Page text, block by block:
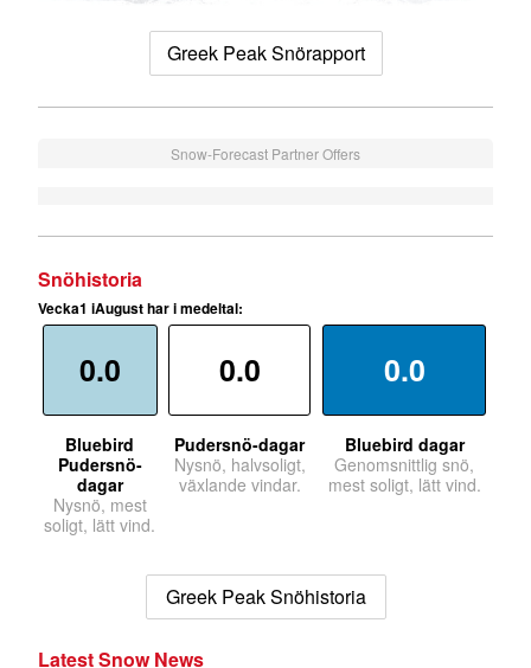
Greek Peak Snörapport
Snow-Forecast Partner Offers
Snöhistoria
Vecka1 iAugust har i medeltal:
0.0
Bluebird
Pudersnö-
dagar
Nysnö, mest
soligt, lätt vind.
0.0
Pudersnö-dagar
Nysnö, halvsoligt,
växlande vindar.
0.0
Bluebird dagar
Genomsnittlig snö,
mest soligt, lätt vind.
Greek Peak Snöhistoria